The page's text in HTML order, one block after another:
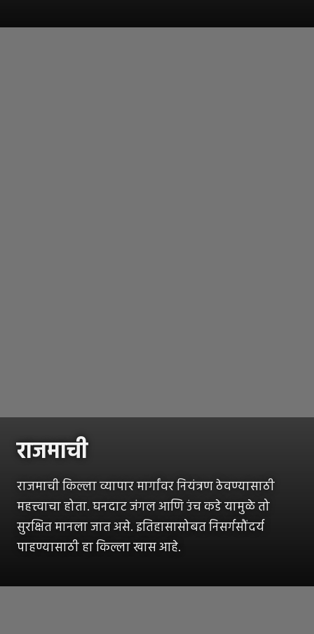
राजमाची
राजमाची किल्ला व्यापार मार्गांवर नियंत्रण ठेवण्यासाठी
महत्त्वाचा होता. घनदाट जंगल आणि उंच कडे यामुळे तो
सुरक्षित मानला जात असे. इतिहासासोबत निसर्गसौंदर्य
पाहण्यासाठी हा किल्ला खास आहे.